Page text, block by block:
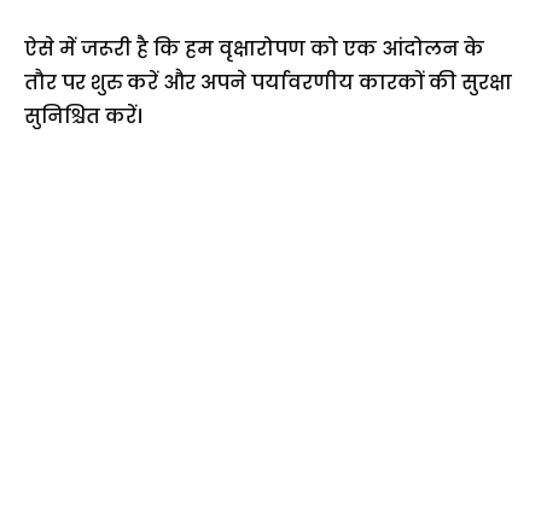
ऐसे में जरूरी है कि हम वृक्षारोपण को एक आंदोलन के
तौर पर शुरु करें और अपने पर्यावरणीय कारकों की सुरक्षा
सुनिश्चित करें।